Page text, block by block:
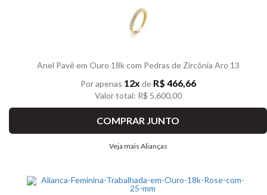
Anel Pavê em Ouro 18k com Pedras de Zircônia Aro 13
Por apenas 12x de R$ 466,66
Valor total: R$ 5.600,00
COMPRAR JUNTO
Veja mais Alianças